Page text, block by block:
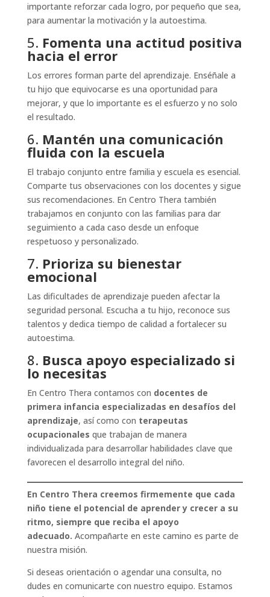
importante reforzar cada logro, por pequeño que sea,
para aumentar la motivación y la autoestima.
5. Fomenta una actitud positiva
hacia el error
Los errores forman parte del aprendizaje. Enséñale a
tu hijo que equivocarse es una oportunidad para
mejorar, y que lo importante es el esfuerzo y no solo
el resultado.
6. Mantén una comunicación
fluida con la escuela
El trabajo conjunto entre familia y escuela es esencial.
Comparte tus observaciones con los docentes y sigue
sus recomendaciones. En Centro Thera también
trabajamos en conjunto con las familias para dar
seguimiento a cada caso desde un enfoque
respetuoso y personalizado.
7. Prioriza su bienestar
emocional
Las dificultades de aprendizaje pueden afectar la
seguridad personal. Escucha a tu hijo, reconoce sus
talentos y dedica tiempo de calidad a fortalecer su
autoestima.
8. Busca apoyo especializado si
lo necesitas
En Centro Thera contamos con docentes de
primera infancia especializadas en desafíos del
aprendizaje, así como con terapeutas
ocupacionales que trabajan de manera
individualizada para desarrollar habilidades clave que
favorecen el desarrollo integral del niño.
En Centro Thera creemos firmemente que cada
niño tiene el potencial de aprender y crecer a su
ritmo, siempre que reciba el apoyo
adecuado. Acompañarte en este camino es parte de
nuestra misión.
Si deseas orientación o agendar una consulta, no
dudes en comunicarte con nuestro equipo. Estamos